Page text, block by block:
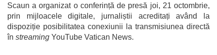
Scaun a organizat o conferință de presă joi, 21 octombrie,
prin mijloacele digitale, jurnaliștii acreditați având la
dispoziție posibilitatea conexiunii la transmisiunea directă
în streaming YouTube Vatican News.